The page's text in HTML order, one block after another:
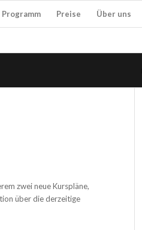
Programm Preise Über uns
zwei neue Kurspläne,
über die derzeitige